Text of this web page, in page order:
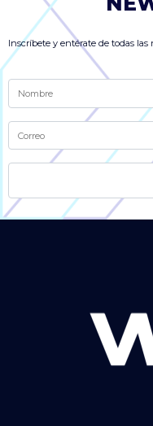
Inscríbete y entérate de todas las
Alternative: